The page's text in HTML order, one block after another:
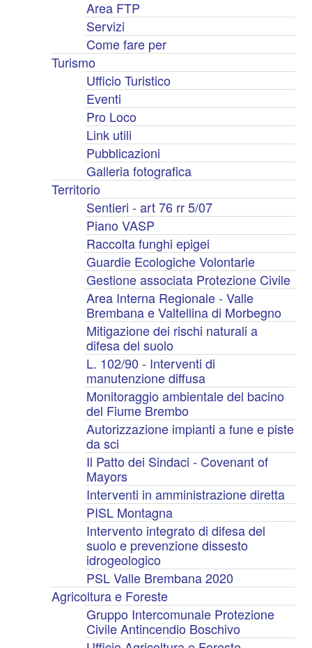
Area FTP
Servizi
Come fare per
Turismo
Ufficio Turistico
Eventi
Pro Loco
Link utili
Pubblicazioni
Galleria fotografica
Territorio
Sentieri - art 76 rr 5/07
Piano VASP
Raccolta funghi epigei
Guardie Ecologiche Volontarie
Gestione associata Protezione Civile
Area Interna Regionale - Valle
Brembana e Valtellina di Morbegno
Mitigazione dei rischi naturali a
difesa del suolo
L. 102/90 - Interventi di
manutenzione diffusa
Monitoraggio ambientale del bacino
del Fiume Brembo
Autorizzazione impianti a fune e piste
da sci
Il Patto dei Sindaci - Covenant of
Mayors
Interventi in amministrazione diretta
PISL Montagna
Intervento integrato di difesa del
suolo e prevenzione dissesto
idrogeologico
PSL Valle Brembana 2020
Agricoltura e Foreste
Gruppo Intercomunale Protezione
Civile Antincendio Boschivo